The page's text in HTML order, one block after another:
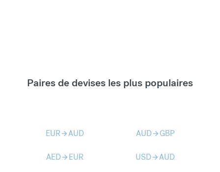
Paires de devises les plus populaires
EURarrow_forwardAUD AUDarrow_forward GBP
AEDarrow_forward EUR USDarrow_forwardAUD